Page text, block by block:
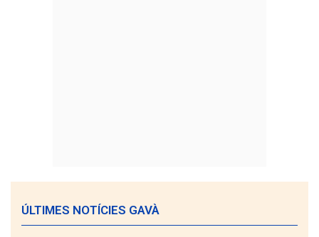
ÚLTIMES NOTÍCIES GAVÀ